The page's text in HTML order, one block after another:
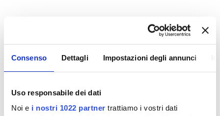
Consenso Dettagli Impostazioni degli annunci
Uso responsabile dei dati
Noi e i nostri 1022 partner trattiamo i vostri dati
potabilizzatore Sambuca Val di Pesa